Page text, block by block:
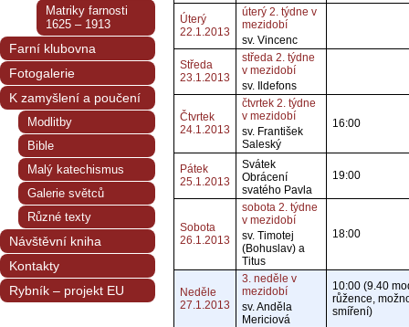
Úterý
22.1.2013
úterý 2. týdne v
mezidobí
sv. Vincenc
Středa
23.1.2013
středa 2. týdne
v mezidobí
sv. Ildefons
Čtvrtek
24.1.2013
čtvrtek 2. týdne
v mezidobí
sv. František
Saleský
16:00
Pátek
25.1.2013
Svátek
Obrácení
svatého Pavla
19:00
Sobota
26.1.2013
sobota 2. týdne
v mezidobí
sv. Timotej
(Bohuslav) a
Titus
18:00
Neděle
27.1.2013
3. neděle v
mezidobí
sv. Anděla
Mericiová
10:00 (9.40
růžence,
smíření)
Matriky farnosti
1625 – 1913
Farní klubovna
Fotogalerie
K zamyšlení a poučení
Modlitby
Bible
Malý katechismus
Galerie světců
Různé texty
Návštěvní kniha
Kontakty
Rybník – projekt EU